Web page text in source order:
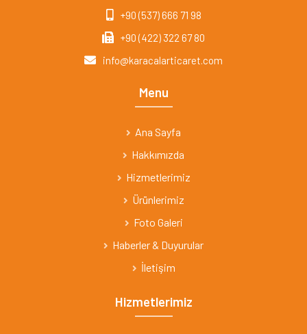
+90 (537) 666 71 98
+90 (422) 322 67 80
info@karacalarticaret.com
Menu
Ana Sayfa
Hakkımızda
Hizmetlerimiz
Ürünlerimiz
Foto Galeri
Haberler & Duyurular
İletişim
Hizmetlerimiz